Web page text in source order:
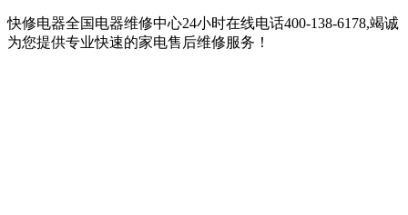
快修电器全国电器维修中心24小时在线电话400-138-6178,竭诚
为您提供专业快速的家电售后维修服务！